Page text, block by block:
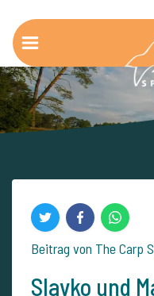
Beitrag von The Carp
Slavko und